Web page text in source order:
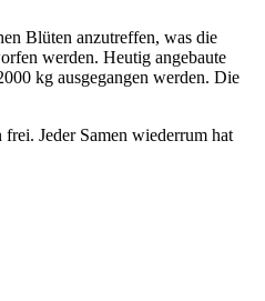
Blüten anzutreffen, was die
werden. Heutig angebaute
kg ausgegangen werden. Die
Jeder Samen wiederrum hat